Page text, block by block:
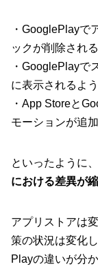
・GooglePlayで
ックが削除される
・GooglePlayで
に表示されるよ
・App Storeと
モーションが追
といったように、
における差異が
アプリストアは
策の状況は変化
Playの違いが分